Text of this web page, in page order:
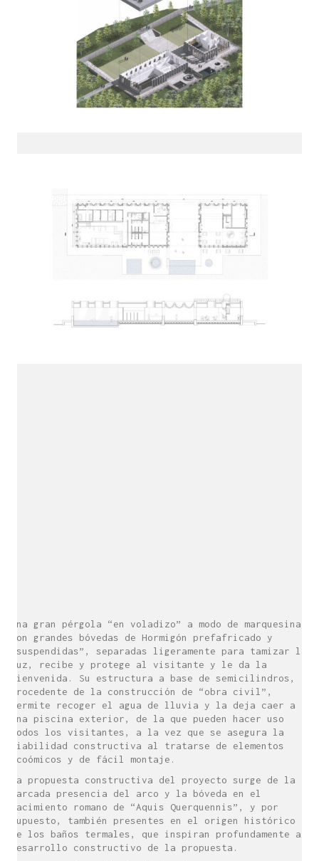
Una gran pérgola “en voladizo” a modo de marquesina,
con grandes bóvedas de Hormigón prefafricado y
“suspendidas”, separadas ligeramente para tamizar la
luz, recibe y protege al visitante y le da la
bienvenida. Su estructura a base de semicilindros,
procedente de la construcción de “obra civil”,
permite recoger el agua de lluvia y la deja caer a
una piscina exterior, de la que pueden hacer uso
todos los visitantes, a la vez que se asegura la
viabilidad constructiva al tratarse de elementos
ecoómicos y de fácil montaje.
La propuesta constructiva del proyecto surge de la
marcada presencia del arco y la bóveda en el
yacimiento romano de “Aquis Querquennis”, y por
supuesto, también presentes en el origen histórico
de los baños termales, que inspiran profundamente al
desarrollo constructivo de la propuesta.